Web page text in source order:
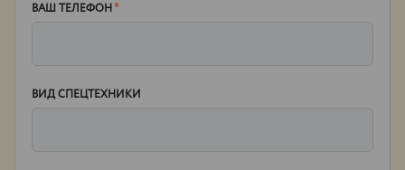
ВАШ ТЕЛЕФОН*
ВИД СПЕЦТЕХНИКИ